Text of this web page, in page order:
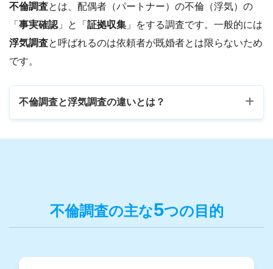
不倫調査とは、 配偶者（パートナー）の不倫（浮気）の
「 事実確認 」と「 証拠収集 」をする調査です。一般的には
浮気調査と呼ばれるのは依頼者が既婚者とは限らないため
です。
不倫調査と浮気調査の違いとは？
不倫調査の主な5つの目的